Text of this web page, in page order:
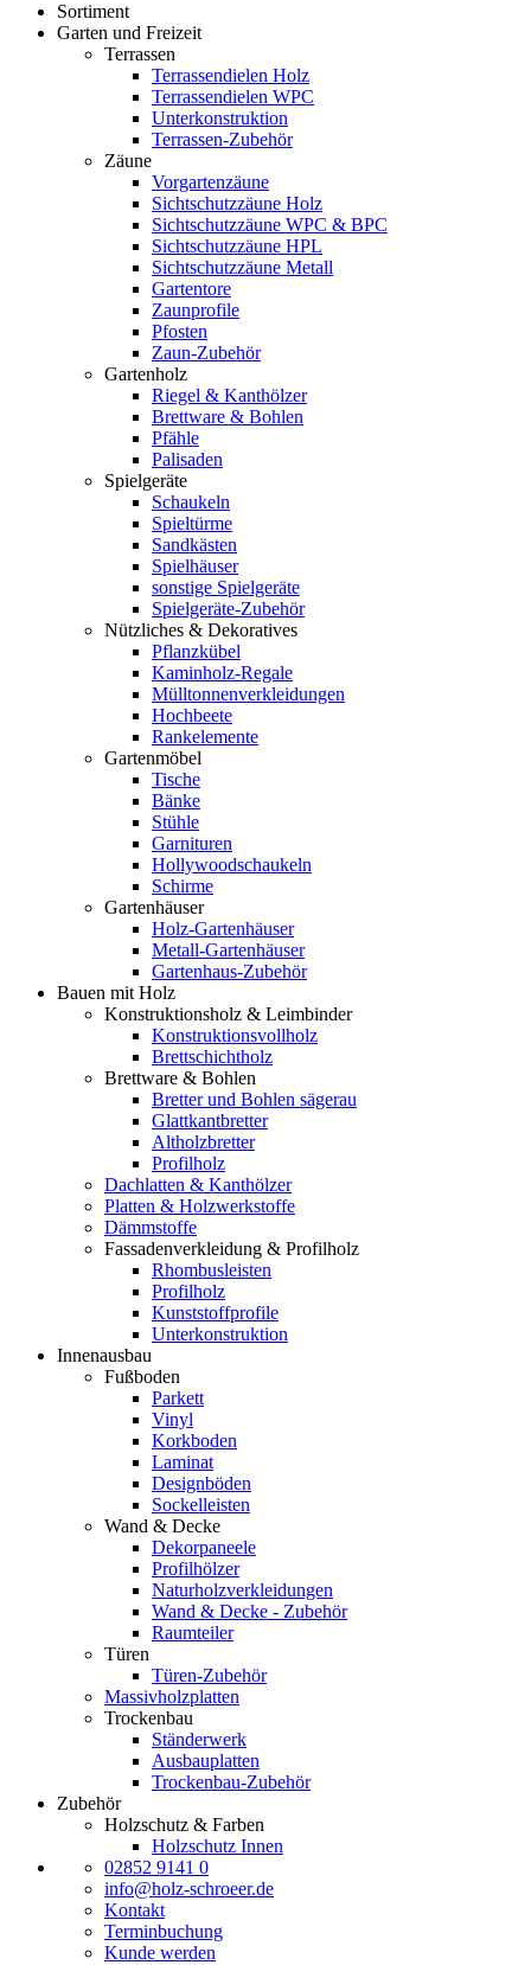
Sortiment
Garten und Freizeit
Terrassen
Terrassendielen Holz
Terrassendielen WPC
Unterkonstruktion
Terrassen-Zubehör
Zäune
Vorgartenzäune
Sichtschutzzäune Holz
Sichtschutzzäune WPC & BPC
Sichtschutzzäune HPL
Sichtschutzzäune Metall
Gartentore
Zaunprofile
Pfosten
Zaun-Zubehör
Gartenholz
Riegel & Kanthölzer
Brettware & Bohlen
Pfähle
Palisaden
Spielgeräte
Schaukeln
Spieltürme
Sandkästen
Spielhäuser
sonstige Spielgeräte
Spielgeräte-Zubehör
Nützliches & Dekoratives
Pflanzkübel
Kaminholz-Regale
Mülltonnenverkleidungen
Hochbeete
Rankelemente
Gartenmöbel
Tische
Bänke
Stühle
Garnituren
Hollywoodschaukeln
Schirme
Gartenhäuser
Holz-Gartenhäuser
Metall-Gartenhäuser
Gartenhaus-Zubehör
Bauen mit Holz
Konstruktionsholz & Leimbinder
Konstruktionsvollholz
Brettschichtholz
Brettware & Bohlen
Bretter und Bohlen sägerau
Glattkantbretter
Altholzbretter
Profilholz
Dachlatten & Kanthölzer
Platten & Holzwerkstoffe
Dämmstoffe
Fassadenverkleidung & Profilholz
Rhombusleisten
Profilholz
Kunststoffprofile
Unterkonstruktion
Innenausbau
Fußboden
Parkett
Vinyl
Korkboden
Laminat
Designböden
Sockelleisten
Wand & Decke
Dekorpaneele
Profilhölzer
Naturholzverkleidungen
Wand & Decke - Zubehör
Raumteiler
Türen
Türen-Zubehör
Massivholzplatten
Trockenbau
Ständerwerk
Ausbauplatten
Trockenbau-Zubehör
Zubehör
Holzschutz & Farben
Holzschutz Innen
02852 9141 0
info@holz-schroeer.de
Kontakt
Terminbuchung
Kunde werden